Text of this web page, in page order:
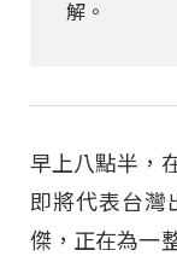
解。
早上八點半，
即將代表台灣
傑，正在為一